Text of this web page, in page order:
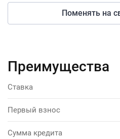
Поменять на
Преимущества
Ставка
Первый взнос
Сумма кредита